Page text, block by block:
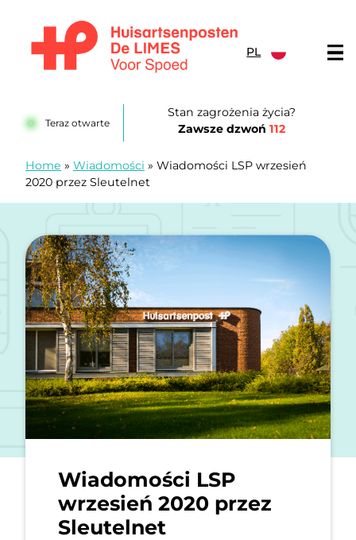
PL
Teraz otwarte
Stan zagrożenia życia?
Zawsze dzwoń 112
Home » Wiadomości » Wiadomości LSP wrzesień
2020 przez Sleutelnet
Wiadomości LSP
wrzesień 2020 przez
Sleutelnet